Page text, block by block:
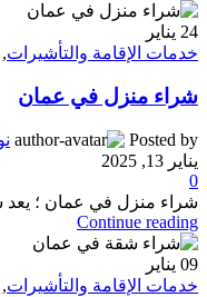
24 يناير
خدمات الإقامة والتأشيرات,
شراء منزل في عمان
Posted by
يناير 13, 2025
0
شراء منزل في عمان ؛ يعد
Continue reading
09 يناير
خدمات الإقامة والتأشيرات,